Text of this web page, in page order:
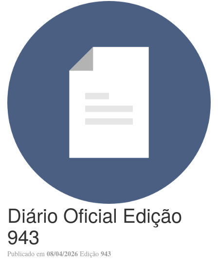
Diário Oficial Edição
943
Publicado em 08/04/2026 Edição 943